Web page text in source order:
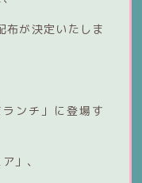
布が決定いたしま
ンチ」に登場す
」、